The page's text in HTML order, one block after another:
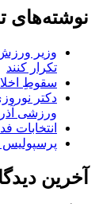
نوشته‌های
وزیر ورزش
تکرار کنند
سقوطِ
دکتر
ورزشی
انتخابات
پرسپولیس
آخرین